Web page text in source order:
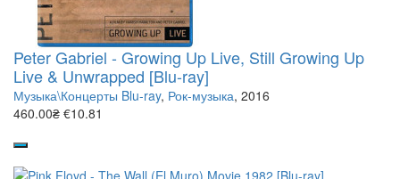
Peter Gabriel - Growing Up Live, Still Growing Up
Live & Unwrapped [Blu-ray]
Музыка\Концерты Blu-ray, Рок-музыка, 2016
460.00₴ €10.81